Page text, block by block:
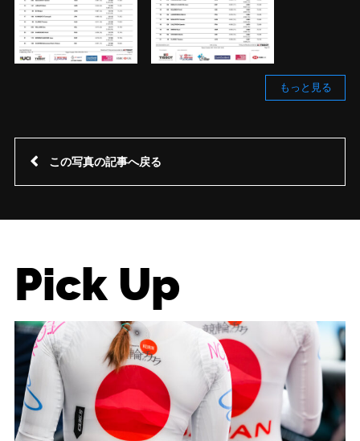
もっと見る
この写真の記事へ戻る
Pick Up